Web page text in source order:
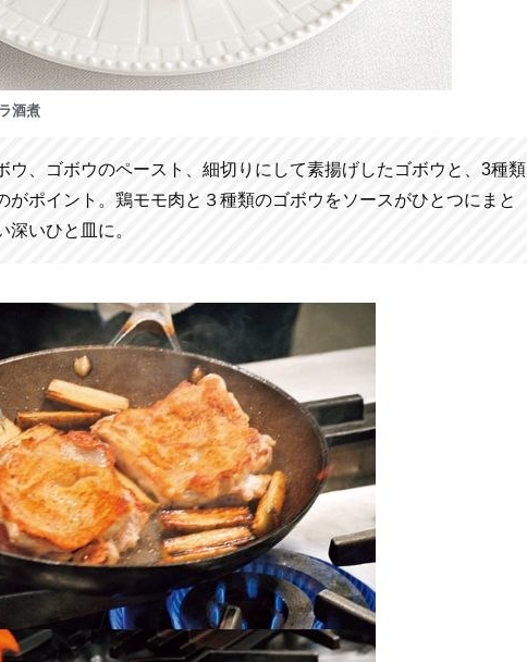
酒煮
ウ、ゴボウのペースト、細切りにして素揚げしたゴボウと、3種類
がポイント。鶏モモ肉と３種類のゴボウをソースがひとつにまと
いひと皿に。